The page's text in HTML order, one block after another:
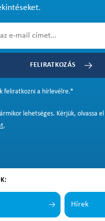
FELIRATKOZÁS
feliratkozni a hírlevélre.*
lehetséges. Kérjük, olvassa el
.
Hírek